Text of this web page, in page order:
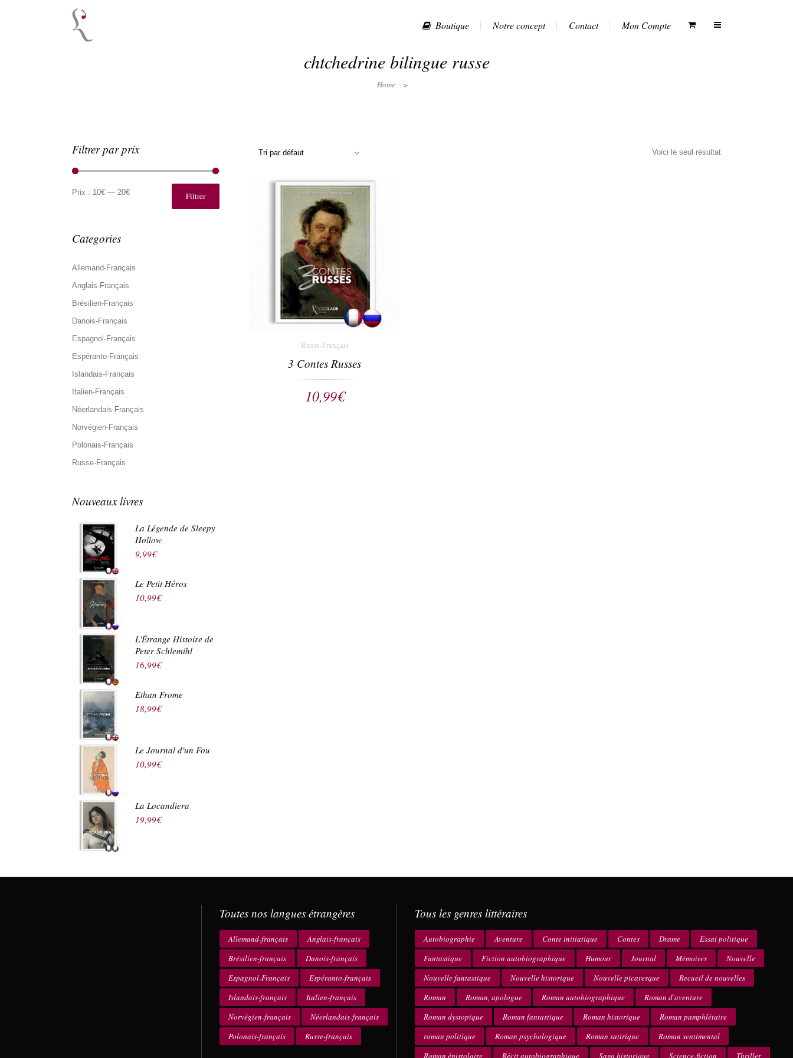
Boutique Notre concept Contact Mon Compte
chtchedrine bilingue russe
Home >
Filtrer par prix
min
max
Filtrer
Prix : 10€ — 20€
Categories
Allemand-Français
Anglais-Français
Brésilien-Français
Danois-Français
Espagnol-Français
Espéranto-Français
Islandais-Français
Italien-Français
Néerlandais-Français
Norvégien-Français
Polonais-Français
Russe-Français
Nouveaux livres
La Légende de Sleepy
Hollow
9,99€
Le Petit Héros
10,99€
L'Étrange Histoire de
Peter Schlemihl
16,99€
Ethan Frome
18,99€
Le Journal d'un Fou
10,99€
La Locandiera
19,99€
Voici le seul résultat
Tri par défaut
Russe-Français
3 Contes Russes
10,99€
Toutes nos langues étrangères
Allemand-français
Anglais-français
Brésilien-français
Danois-français
Espagnol-Français
Espéranto-français
Islandais-français
Italien-français
Norvégien-français
Néerlandais-français
Polonais-français
Russe-français
Tous les genres littéraires
Autobiographie Aventure Conte initiatique Contes Drame
Essai politique
Fantastique
Fiction autobiographique Humour Journal Mémoires
Nouvelle
Nouvelle fantastique
Nouvelle historique Nouvelle picaresque
Recueil de nouvelles
Roman
Roman, apologue Roman autobiographique
Roman d'aventure
Roman dystopique
Roman fantastique Roman historique
Roman pamphlétaire
roman politique
Roman psychologique Roman satirique
Roman sentimental
Roman épistolaire
Récit autobiographique Saga historique Science-fiction Thriller